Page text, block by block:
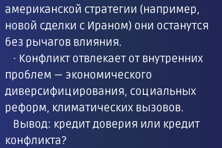
американской стратегии (например,
новой сделки с Ираном) они останутся
без рычагов влияния.
· Конфликт отвлекает от внутренних
проблем — экономического
диверсифицирования, социальных
реформ, климатических вызовов.
Вывод: кредит доверия или кредит
конфликта?